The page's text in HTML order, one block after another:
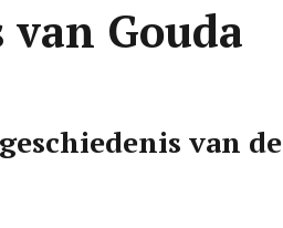
Gouda
van de